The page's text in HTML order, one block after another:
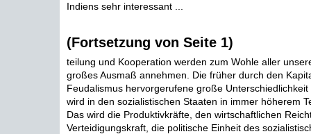
Indiens sehr interessant ...
(Fortsetzung von Seite 1)
teilung und Kooperation werden zum Wohle aller
großes Ausmaß annehmen. Die früher durch den
Feudalismus hervorgerufene große Unterschiedlichkeit
wird in den sozialistischen Staaten in immer höherem
Das wird die Produktivkräfte, den wirtschaftlichen
Verteidigungskraft, die politische Einheit des